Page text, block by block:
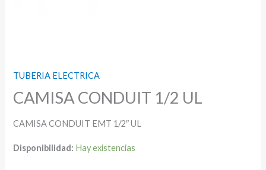
TUBERIA ELECTRICA
CAMISA CONDUIT 1/2 UL
CAMISA CONDUIT EMT 1/2″ UL
Disponibilidad: Hay existencias